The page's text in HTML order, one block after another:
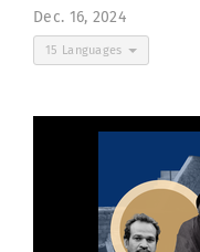
Dec. 16, 2024
15 Languages